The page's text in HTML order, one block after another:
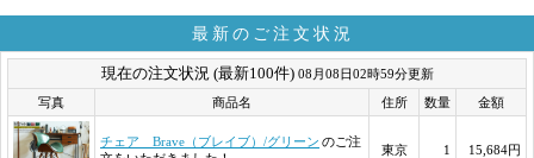
最新のご注文状況